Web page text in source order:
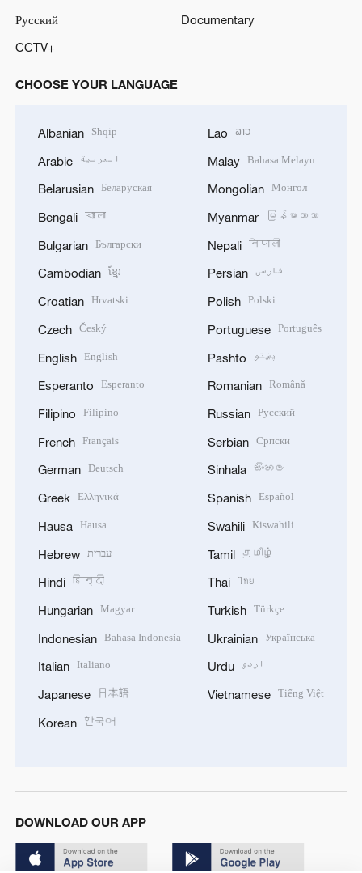
Русский
Documentary
CCTV+
CHOOSE YOUR LANGUAGE
Albanian Shqip
Arabic العربية
Belarusian Беларуская
Bengali বাংলা
Bulgarian Български
Cambodian ខ្មែរ
Croatian Hrvatski
Czech Český
English English
Esperanto Esperanto
Filipino Filipino
French Français
German Deutsch
Greek Ελληνικά
Hausa Hausa
Hebrew עברית
Hindi हिन्दी
Hungarian Magyar
Indonesian Bahasa Indonesia
Italian Italiano
Japanese 日本語
Korean 한국어
Lao ລາວ
Malay Bahasa Melayu
Mongolian Монгол
Myanmar မြန်မာဘာသာ
Nepali नेपाली
Persian فارسی
Polish Polski
Portuguese Português
Pashto پښتو
Romanian Română
Russian Русский
Serbian Српски
Sinhala සිංහල
Spanish Español
Swahili Kiswahili
Tamil தமிழ்
Thai ไทย
Turkish Türkçe
Ukrainian Українська
Urdu اردو
Vietnamese Tiếng Việt
DOWNLOAD OUR APP